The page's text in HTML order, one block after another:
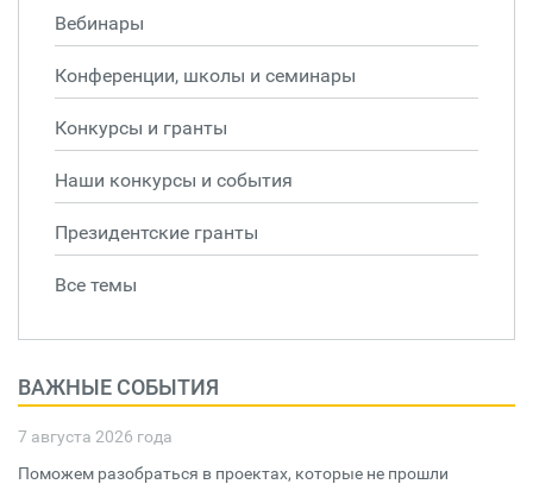
Вебинары
Конференции, школы и семинары
Конкурсы и гранты
Наши конкурсы и события
Президентские гранты
Все темы
ВАЖНЫЕ СОБЫТИЯ
7 августа 2026 года
Поможем разобраться в проектах, которые не прошли